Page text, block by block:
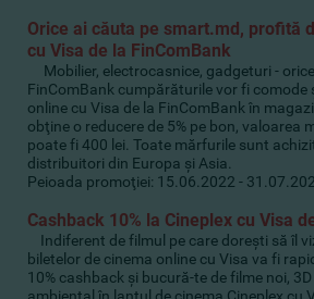
Orice ai căuta pe smart.md, profită
cu Visa de la FinComBank
Mobilier, electrocasnice, gadgeturi -
FinComBank cumpărăturile vor fi comode
online cu Visa de la FinComBank în
obţine o reducere de 5% pe bon, valoarea
poate fi 400 lei. Toate mărfurile sunt
distribuitori din Europa şi Asia.
Peioada promoţiei: 15.06.2022 -
Cashback 10% la Cineplex cu Visa
Indiferent de filmul pe care doreşti să îl
biletelor de cinema online cu Visa va fi
10% cashback şi bucură-te de filme noi,